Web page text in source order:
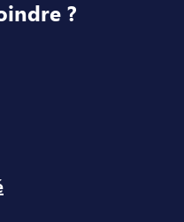
?
onglet
nouvel onglet
un nouvel onglet
dans un nouvel